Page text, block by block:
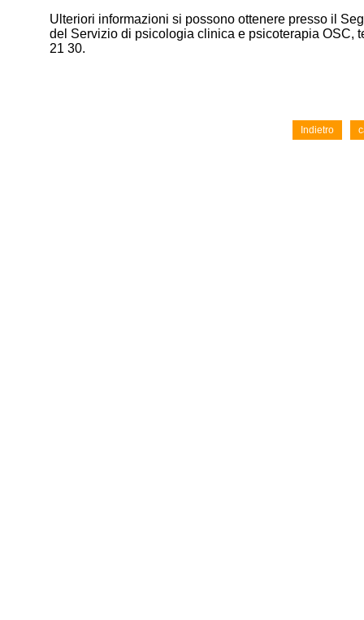
Ulteriori informazioni si possono ottenere presso il
del Servizio di psicologia clinica e psicoterapia OSC,
21 30.
Indietro